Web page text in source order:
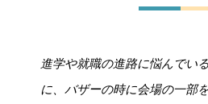
進学や就職の進路に悩んでい
に、バザーの時に会場の一部